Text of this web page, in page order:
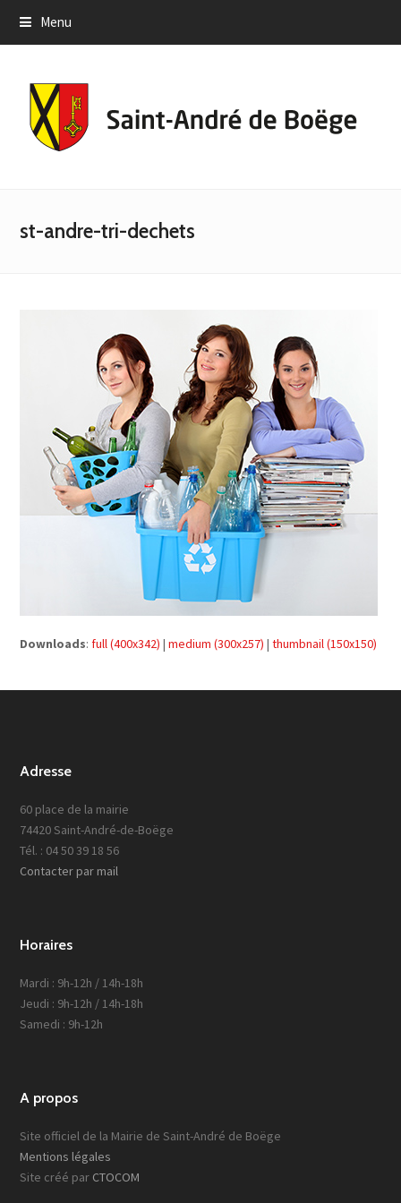
Menu
st-andre-tri-dechets
Downloads: full (400x342) |medium (300x257) |thumbnail (150x150)
Adresse
60 place de la mairie
74420 Saint-André-de-Boëge
Tél. : 04 50 39 18 56
Contacter par mail
Horaires
Mardi : 9h-12h / 14h-18h
Jeudi : 9h-12h / 14h-18h
Samedi : 9h-12h
A propos
Site officiel de la Mairie de Saint-André de Boëge
Mentions légales
Site créé par CTOCOM